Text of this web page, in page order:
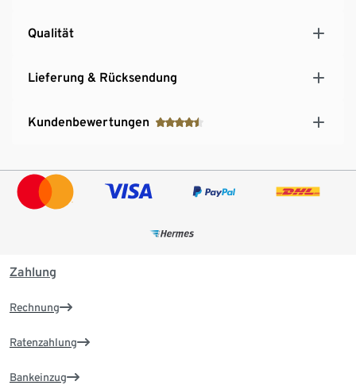
Qualität
Lieferung & Rücksendung
Kundenbewertungen
Zahlung
Rechnung
Ratenzahlung
Bankeinzug